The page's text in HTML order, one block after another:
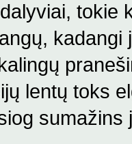
tokie
lentų toks